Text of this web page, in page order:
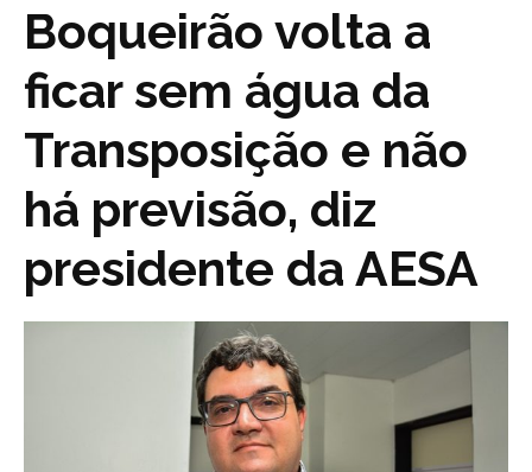
Boqueirão volta a
ficar sem água da
Transposição e não
há previsão, diz
presidente da AESA